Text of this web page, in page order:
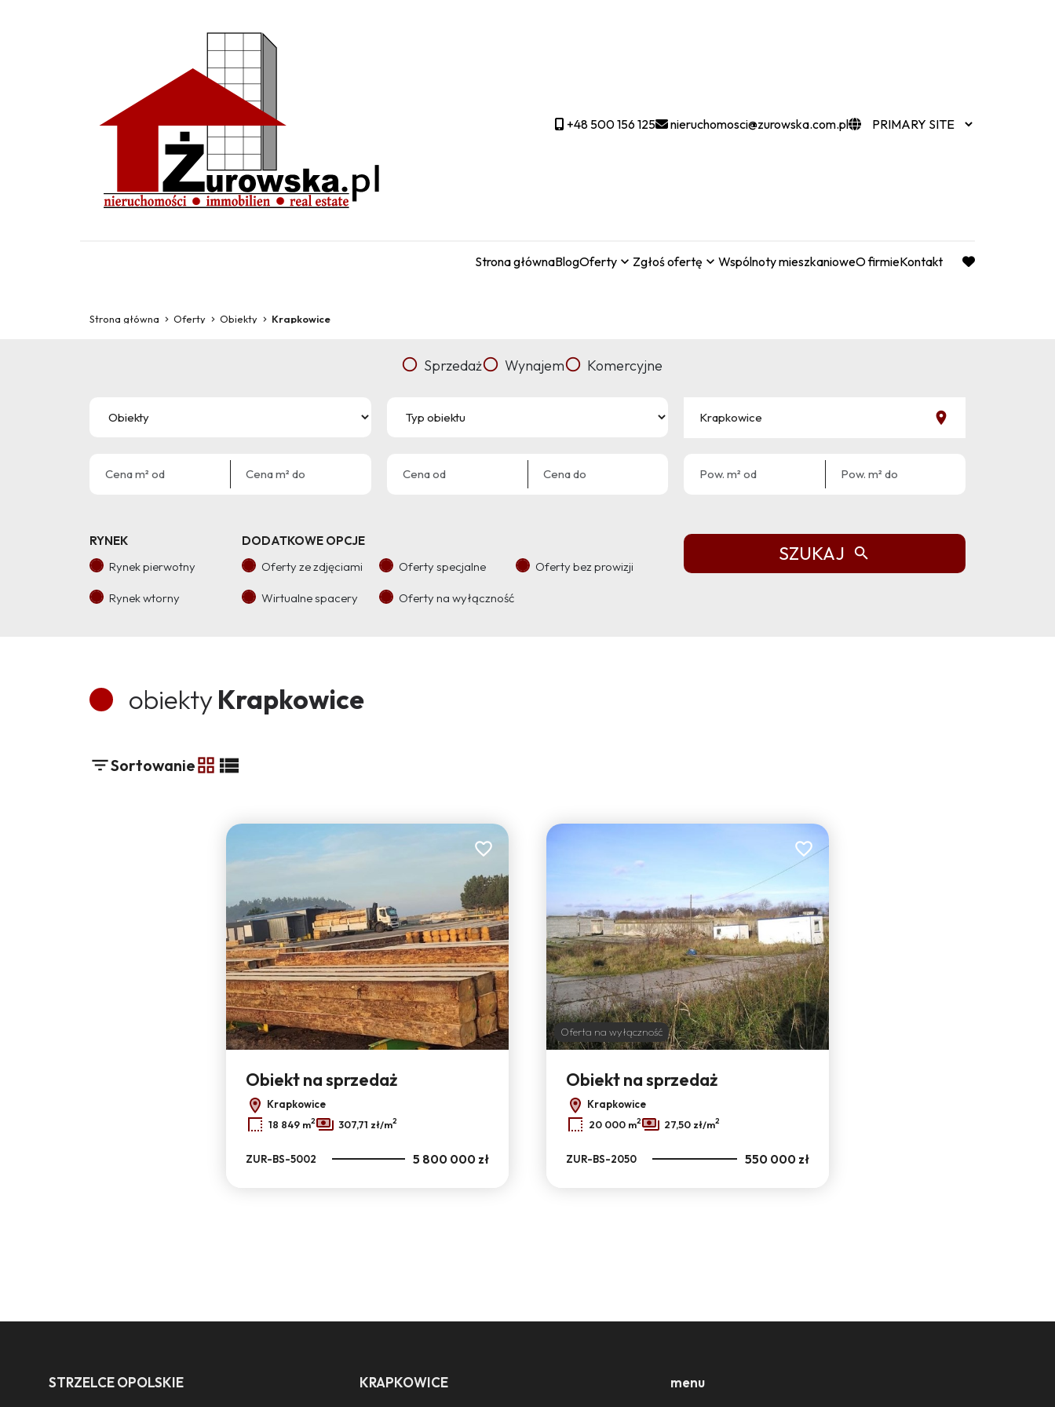
+48 500 156 125 nieruchomosci@zurowska.com.pl
Strona głównaBlogOferty Zgłoś ofertę Wspólnoty mieszkanioweO firmieKontakt
favorite
Strona główna Oferty Obiekty Krapkowice
Sprzedaż Wynajem Komercyjne
RYNEK
Rynek pierwotny
Rynek wtorny
DODATKOWE OPCJE
Oferty ze zdjęciami
Oferty specjalne Oferty bez prowizji
Wirtualne spacery Oferty na wyłączność
SZUKAJ
obiektyKrapkowice
Sortowanie
tabela
lista
Dodaj do ulubionych
Obiekt na sprzedaż
Krapkowice
18 849 m2 307,71 zł/m2
ZUR-BS-5002 5 800 000 zł
Oferta na wyłączność
Dodaj do ulubionych
Obiekt na sprzedaż
Krapkowice
20 000 m2 27,50 zł/m2
ZUR-BS-2050 550 000 zł
STRZELCE OPOLSKIE KRAPKOWICE menu